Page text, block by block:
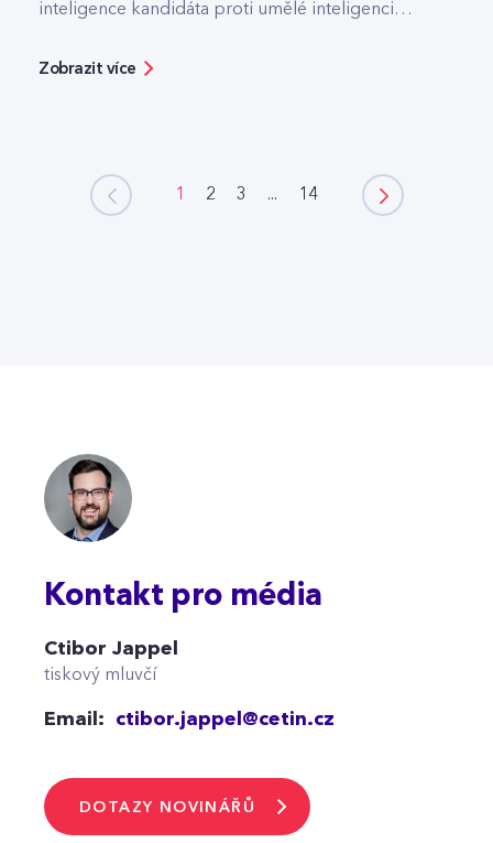
inteligence kandidáta proti umělé inteligenci
Zobrazit více
1 2 3 ... 14
Kontakt pro média
Ctibor Jappel
tiskový mluvčí
Email: ctibor.jappel@cetin.cz
DOTAZY NOVINÁŘŮ